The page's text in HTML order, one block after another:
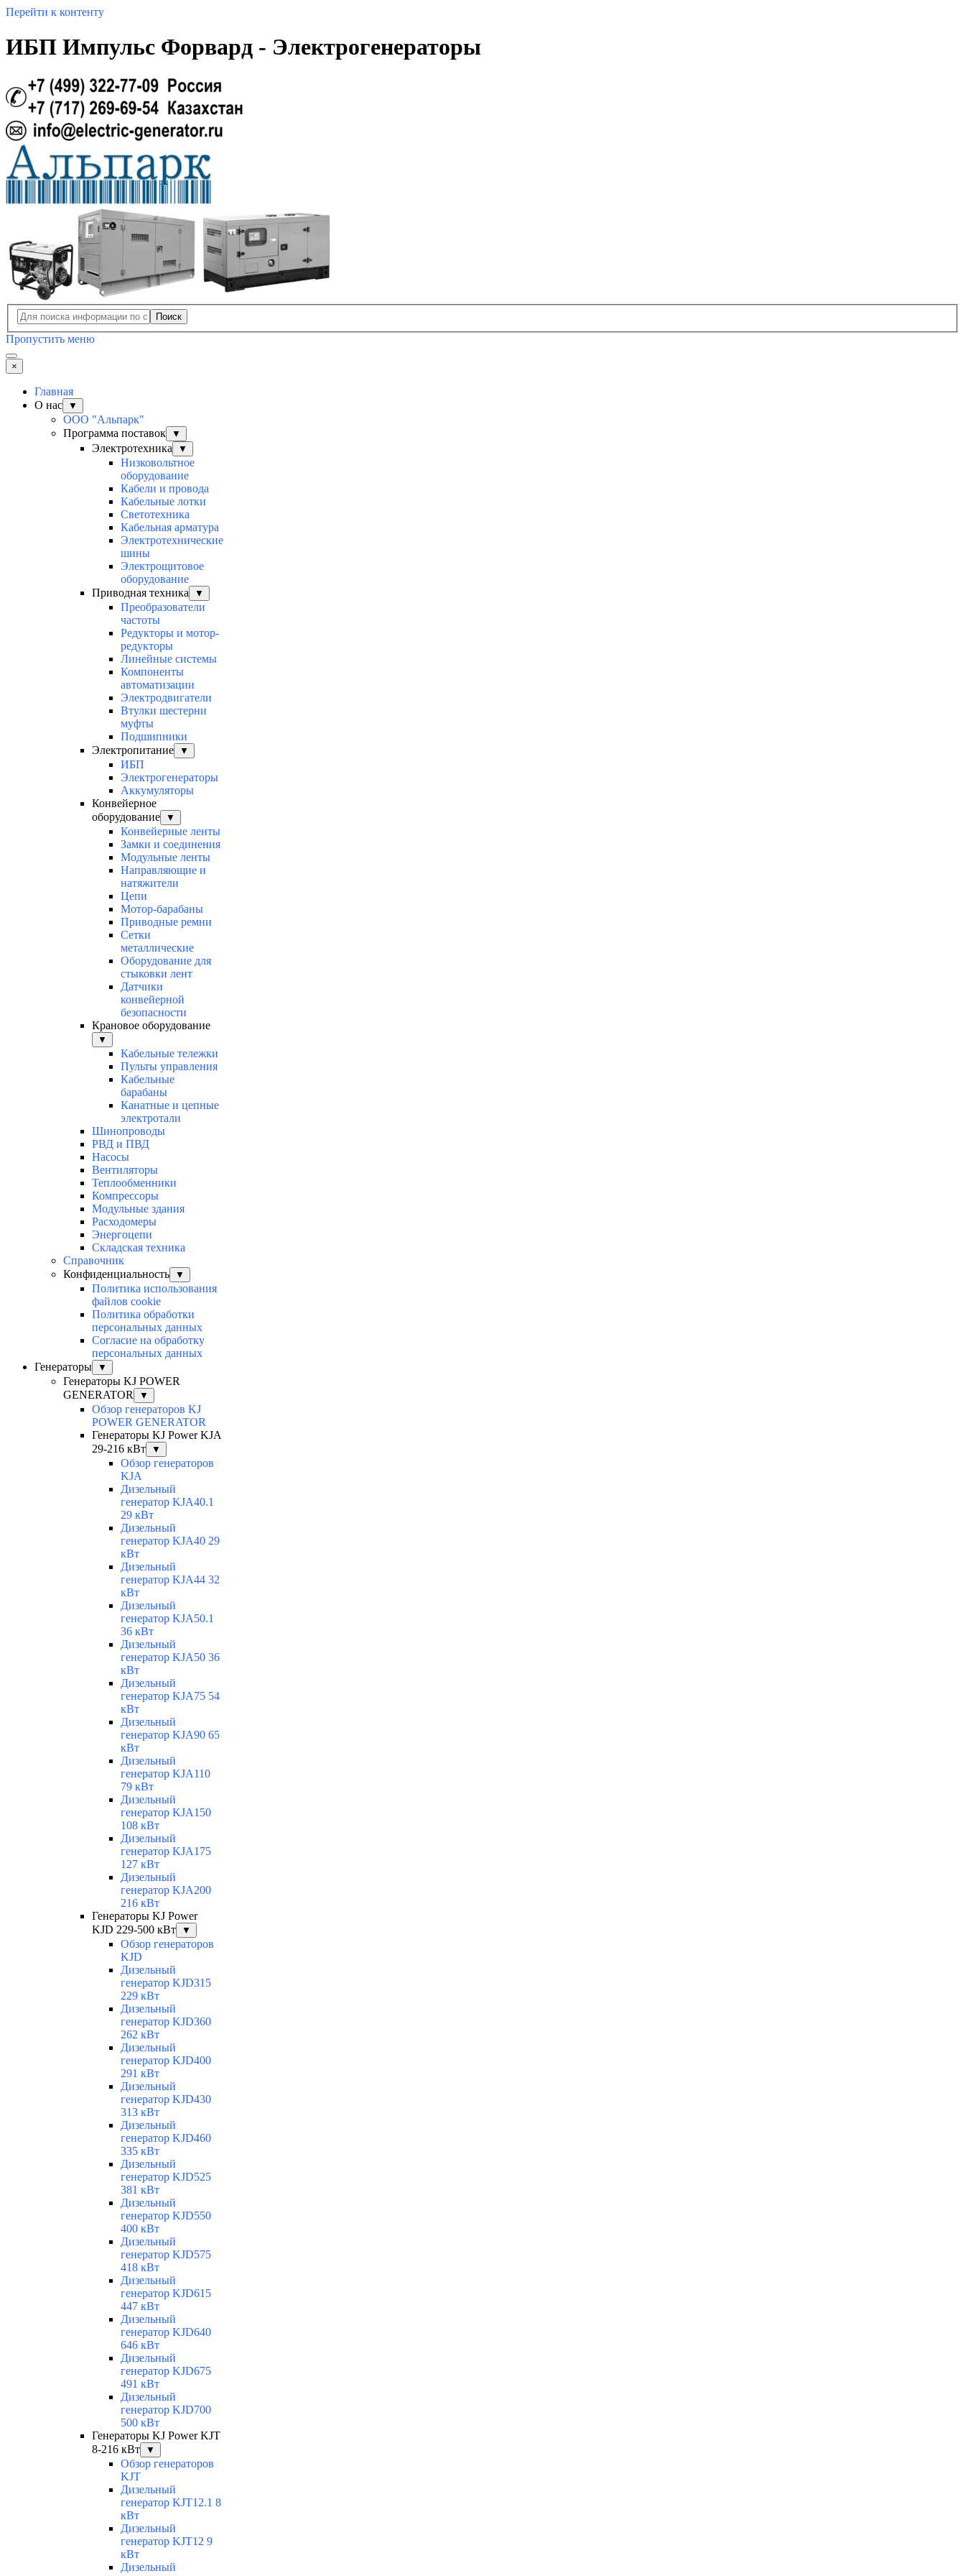
Перейти к контенту
ИБП Импульс Форвард - Электрогенераторы
Поиск
Пропустить меню
×
Главная
О нас
▼
ООО "Альпарк"
Программа поставок
▼
Электротехника ▼
Низковольтное
оборудование
Кабели и провода
Кабельные лотки
Светотехника
Кабельная арматура
Электротехнические
шины
Электрощитовое
оборудование
Приводная техника
▼
Преобразователи
частоты
Редукторы и мотор-
редукторы
Линейные системы
Компоненты
автоматизации
Электродвигатели
Втулки шестерни
муфты
Подшипники
Электропитание
▼
ИБП
Электрогенераторы
Аккумуляторы
Конвейерное
оборудование
▼
Конвейерные ленты
Замки и соединения
Модульные ленты
Направляющие и
натяжители
Цепи
Мотор-барабаны
Приводные ремни
Сетки
металлические
Оборудование для
стыковки лент
Датчики
конвейерной
безопасности
Крановое оборудование
▼
Кабельные тележки
Пульты управления
Кабельные
барабаны
Канатные и цепные
электротали
Шинопроводы
РВД и ПВД
Насосы
Вентиляторы
Теплообменники
Компрессоры
Модульные здания
Расходомеры
Энергоцепи
Складская техника
Справочник
Конфиденциальность
▼
Политика использования
файлов cookie
Политика обработки
персональных данных
Согласие на обработку
персональных данных
Генераторы
▼
Генераторы KJ POWER
GENERATOR
▼
Обзор генераторов KJ
POWER GENERATOR
Генераторы KJ Power KJA
29-216 кВт
▼
Обзор генераторов
KJA
Дизельный
генератор KJA40.1
29 кВт
Дизельный
генератор KJA40 29
кВт
Дизельный
генератор KJA44 32
кВт
Дизельный
генератор KJA50.1
36 кВт
Дизельный
генератор KJA50 36
кВт
Дизельный
генератор KJA75 54
кВт
Дизельный
генератор KJA90 65
кВт
Дизельный
генератор KJA110
79 кВт
Дизельный
генератор KJA150
108 кВт
Дизельный
генератор KJA175
127 кВт
Дизельный
генератор KJA200
216 кВт
Генераторы KJ Power
KJD 229-500 кВт
▼
Обзор генераторов
KJD
Дизельный
генератор KJD315
229 кВт
Дизельный
генератор KJD360
262 кВт
Дизельный
генератор KJD400
291 кВт
Дизельный
генератор KJD430
313 кВт
Дизельный
генератор KJD460
335 кВт
Дизельный
генератор KJD525
381 кВт
Дизельный
генератор KJD550
400 кВт
Дизельный
генератор KJD575
418 кВт
Дизельный
генератор KJD615
447 кВт
Дизельный
генератор KJD640
646 кВт
Дизельный
генератор KJD675
491 кВт
Дизельный
генератор KJD700
500 кВт
Генераторы KJ Power KJT
8-216 кВт
▼
Обзор генераторов
KJT
Дизельный
генератор KJT12.1 8
кВт
Дизельный
генератор KJT12 9
кВт
Дизельный